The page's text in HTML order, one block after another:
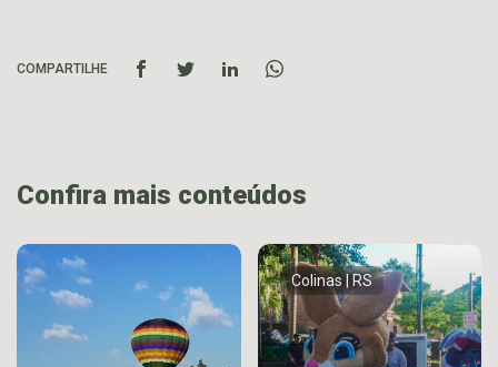
COMPARTILHE
Confira mais conteúdos
Colinas | RS